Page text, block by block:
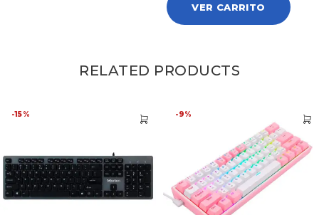
VER CARRITO
RELATED PRODUCTS
-15% -9%